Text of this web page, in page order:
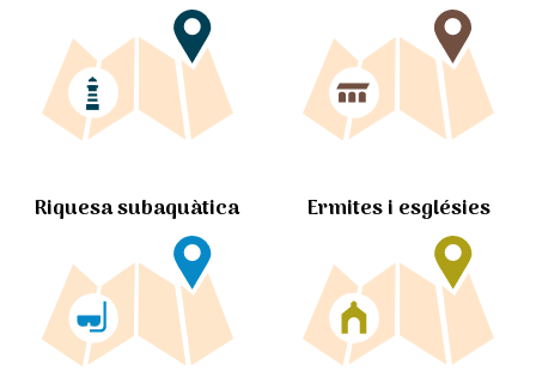
Riquesa subaquàtica Ermites i esglésies